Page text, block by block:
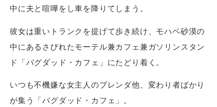
中に夫と喧嘩をし車を降りてしまう。
彼女は重いトランクを提げて歩き続け、モハベ砂漠の
中にあるさびれたモーテル兼カフェ兼ガソリンスタン
ド「バグダッド・カフェ」にたどり着く。
いつも不機嫌な女主人のブレンダ他、変わり者ばかり
が集う「バグダッド・カフェ」。